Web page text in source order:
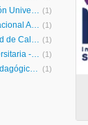
UniGermana - Fundación Universitaria Colombo Germana (1)
UNAD - Universidad Nacional Abierta y a Distancia (1)
UCALDAS - Universidad de Caldas (1)
IUSH - Institución Universitaria - Salazar y Herrera (1)
UPTC - Universidad Pedagógica y Tecnológica de Colombia (1)